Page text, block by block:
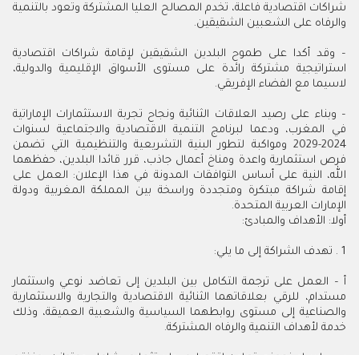
شراكات اقتصادية فاعلة، تخدم المصالح العليا المشتركة وتعود بالتنمية
والرفاه على الشعبين الشقيقين.
– وقد أكدا على طموح البلدين الشقيقين لإقامة شراكات اقتصادية
استراتيجية مشتركة رائدة على مستوى الأسواق الإقليمية والدولية،
لاسيما مع الفضاء الإفريقي.
– وبناء على رصيد العلاقات الثنائية ونجاح تجربة الاستثمارات الإماراتية
في المغرب، ودعما لبرنامج التنمية الاقتصادية والاجتماعية لسنوات
2024-2029 ومواكبة لتطور البنية التشريعية والتنظيمية التي تضمن
فرص استثمارية واعدة ومناخ أعمال جاذب، قرر قائدا البلدين، حفظهما
الله، النية على أساس التوافقات المدونة في هذا الإعلان: العمل على
إقامة شراكة مبتكرة ومتجددة وراسخة بين المملكة المغربية ودولة
الإمارات العربية المتحدة.
أولا: الأهداف والمبادئ:
1 . تهدف الشراكة إلى ما يلي:
أ‌ – العمل على ترجمة التكامل بين البلدين إلى تعاضد نوعي واستثمار
مستدام، للرقي بعلاقاتهما الثنائية الاقتصادية والتجارية والاستثمارية
والصناعية إلى مستوى روابطهما السياسية والشعبية العميقة، وذلك
خدمة لأهداف التنمية والرفاه المشتركة.